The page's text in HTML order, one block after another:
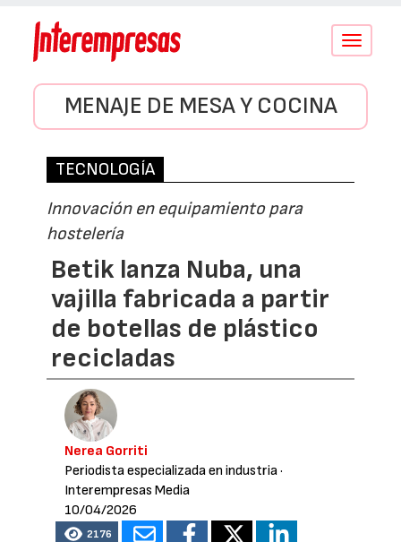
Conmutar
MENAJE DE MESA Y COCINA
TECNOLOGÍA
Innovación en equipamiento para
hostelería
Betik lanza Nuba, una
vajilla fabricada a partir
de botellas de plástico
recicladas
Nerea Gorriti
Periodista especializada en industria·
Interempresas Media
10/04/2026
2176